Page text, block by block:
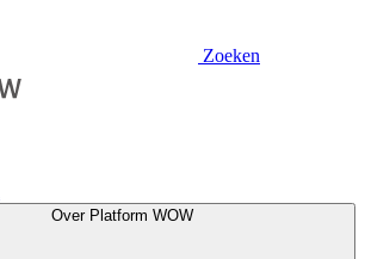
Zoeken
Over Platform WOW